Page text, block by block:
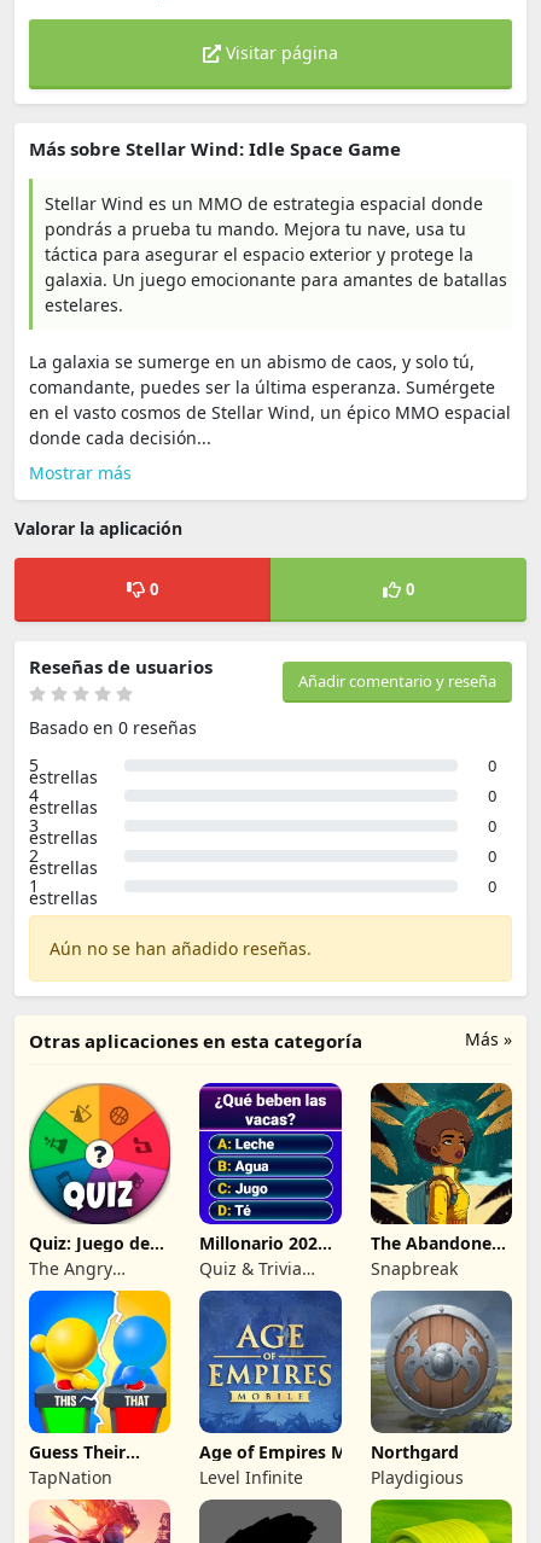
Visitar página
Más sobre Stellar Wind: Idle Space Game
Stellar Wind es un MMO de estrategia espacial donde
pondrás a prueba tu mando. Mejora tu nave, usa tu
táctica para asegurar el espacio exterior y protege la
galaxia. Un juego emocionante para amantes de batallas
estelares.
La galaxia se sumerge en un abismo de caos, y solo tú,
comandante, puedes ser la última esperanza. Sumérgete
en el vasto cosmos de Stellar Wind, un épico MMO espacial
donde cada decisión...
Mostrar más
Valorar la aplicación
0 0
Añadir comentario y reseña
Reseñas de usuarios
Basado en 0 reseñas
5
estrellas 0
4
estrellas 0
3
estrellas 0
2
estrellas 0
1
estrellas 0
Aún no se han añadido reseñas.
Más »
Otras aplicaciones en esta categoría
Quiz: Juego de
Preguntas
The Angry
Kraken
Millonario 2026:
trivia quiz
Quiz & Trivia
Games by
Submarine Apps
The Abandoned
Planet
Snapbreak
Guess Their
Answer - IQ
Games
TapNation
Age of Empires Mobile
Level Infinite
Northgard
Playdigious